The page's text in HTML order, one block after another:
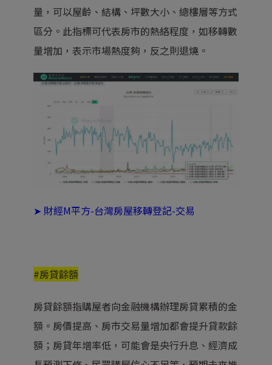
量，可以屋齡、結構、坪數大小、總樓層等方式
區分。此指標可代表房市的熱絡程度，如移轉數
量增加，表示市場熱度夠，反之則退燒。
➤ 財經M平方-台灣房屋移轉登記-交易
#房貸餘額
房貸餘額指購屋者向金融機構辦理房貸累積的金
額。房價提高、房市交易量增加都會提升貸款餘
額；房貸年增率低，可能會是央行升息、經濟成